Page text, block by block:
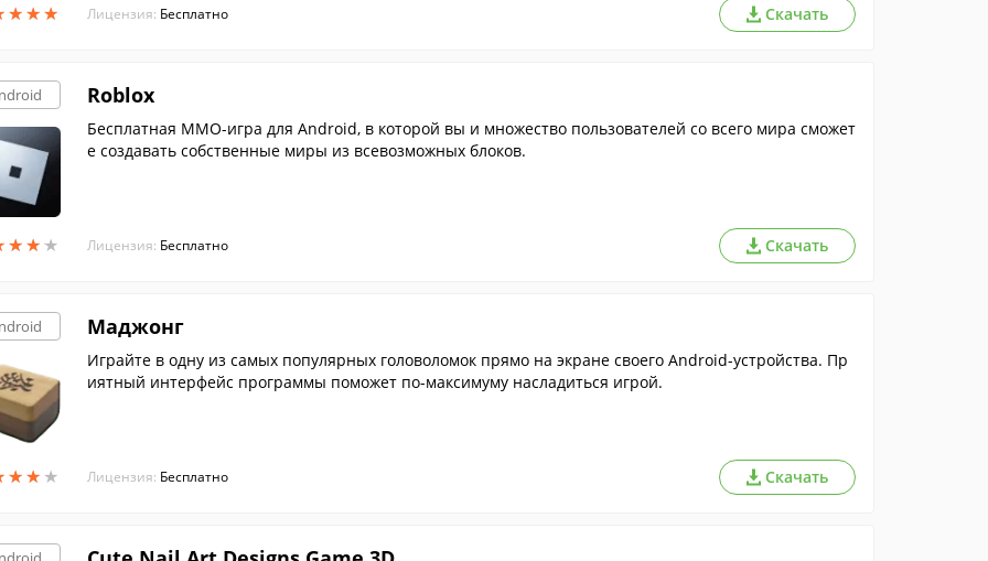
★★★
★★★ Лицензия: Бесплатно Скачать
★★★
★★★
Roblox
Бесплатная ММО-игра для Android, в которой вы и множество пользователей со всего мира сможет
е создавать собственные миры из всевозможных блоков.
Лицензия: Бесплатно Скачать
★★ ★
★★ ★
Маджонг
Играйте в одну из самых популярных головоломок прямо на экране своего Android-устройства. Пр
иятный интерфейс программы поможет по-максимуму насладиться игрой.
Лицензия: Бесплатно Скачать